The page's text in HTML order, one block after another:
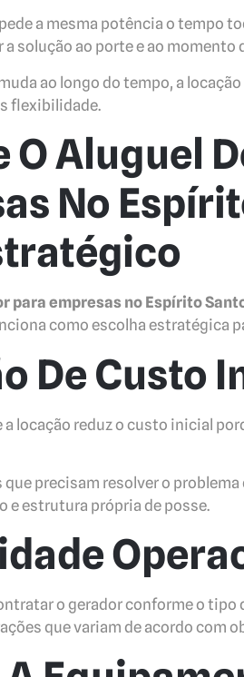
a mesma potência o tempo
solução ao porte e ao momento
ao longo do tempo, a
flexibilidade.
O Aluguel
No
para empresas no Espírito
como escolha estratégica
De Custo
a locação reduz o custo inicial
que precisam resolver o
e estrutura própria de posse.
o gerador conforme o tipo
que variam de acordo com